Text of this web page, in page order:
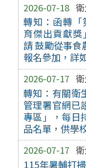
2026-07-18
轉知：函轉「
育傑出貢獻獎
請 鼓勵從事
報名參加，詳
2026-07-17
轉知：有關衛
管理署官網已
專區」，每日
品名單，供學
2026-07-17
115年暑輔打